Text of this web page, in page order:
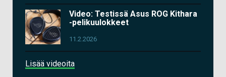
Video: Testissä Asus ROG Kithara
-pelikuulokkeet
11.2.2026
Lisää videoita